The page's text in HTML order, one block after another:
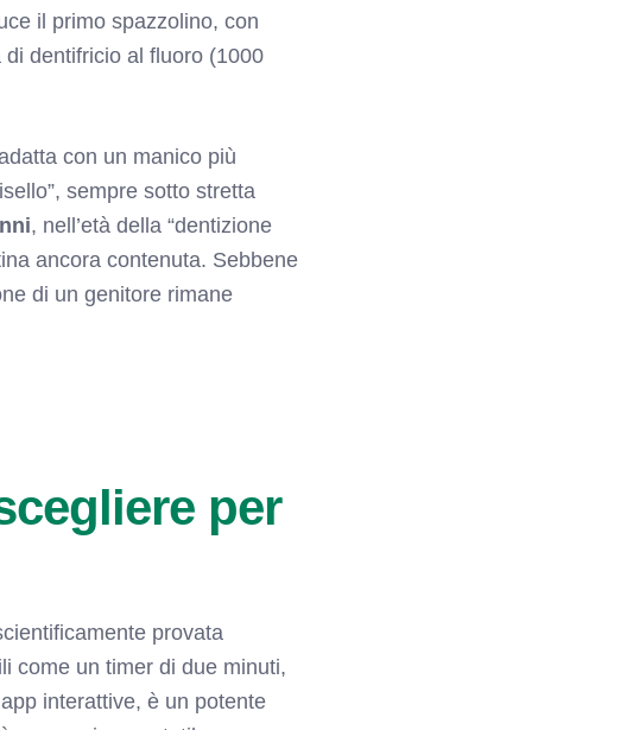
il primo spazzolino, con
dentifricio al fluoro (1000
con un manico più
sempre sotto stretta
, nell’età della “dentizione
ancora contenuta. Sebbene
di un genitore rimane
per
provata
come un timer di due minuti,
interattive, è un potente